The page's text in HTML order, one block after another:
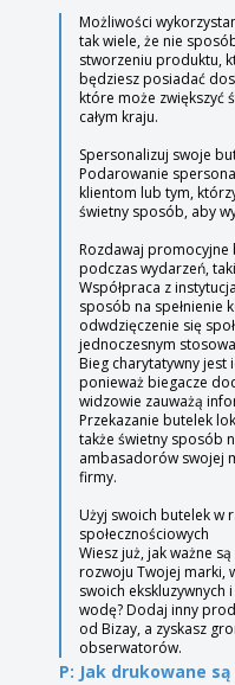
Możliwości
tak wiele, że nie
stworzeniu produktu,
będziesz posiadać
które może zwiększyć
całym kraju.
Spersonalizuj swoje
Podarowanie
klientom lub tym,
świetny sposób, aby
Rozdawaj
podczas wydarzeń,
Współpraca z
sposób na spełnienie
odwdzięczenie się
jednoczesnym
Bieg charytatywny jest
ponieważ biegacze
widzowie zauważą
Przekazanie butelek
także świetny sposób
ambasadorów swojej
firmy.
Użyj swoich butelek w
społecznościowych
Wiesz już, jak ważne
rozwoju Twojej marki,
swoich ekskluzywnych
wodę? Dodaj inny
od Bizay, a zyskasz
obserwatorów.
P: Jak drukowane